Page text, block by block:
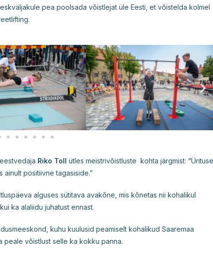
pea poolsada võistlejat üle Eesti, et võistelda kolmel
Riko Toll ütles meistrivõistluste kohta järgmist: “Ürituse
ainult positiivne tagasiside.”
alguses sütitava avakõne, mis kõnetas nii kohalikul
ka alaliidu juhatust ennast.
kuhu kuulusid peamiselt kohalikud Saaremaa
peale võistlust selle ka kokku panna.